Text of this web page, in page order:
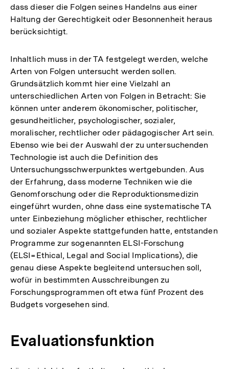
dass dieser die Folgen seines Handelns aus einer
Haltung der Gerechtigkeit oder Besonnenheit heraus
berücksichtigt.
Inhaltlich muss in der TA festgelegt werden, welche
Arten von Folgen untersucht werden sollen.
Grundsätzlich kommt hier eine Vielzahl an
unterschiedlichen Arten von Folgen in Betracht: Sie
können unter anderem ökonomischer, politischer,
gesundheitlicher, psychologischer, sozialer,
moralischer, rechtlicher oder pädagogischer Art sein.
Ebenso wie bei der Auswahl der zu untersuchenden
Technologie ist auch die Definition des
Untersuchungsschwerpunktes wertgebunden. Aus
der Erfahrung, dass moderne Techniken wie die
Genomforschung oder die Reproduktionsmedizin
eingeführt wurden, ohne dass eine systematische TA
unter Einbeziehung möglicher ethischer, rechtlicher
und sozialer Aspekte stattgefunden hatte, entstanden
Programme zur sogenannten ELSI-Forschung
(ELSI=Ethical, Legal and Social Implications), die
genau diese Aspekte begleitend untersuchen soll,
wofür in bestimmten Ausschreibungen zu
Forschungsprogrammen oft etwa fünf Prozent des
Budgets vorgesehen sind.
Evaluationsfunktion